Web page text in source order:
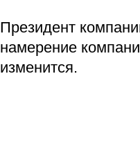
Президент
намерение
изменится.